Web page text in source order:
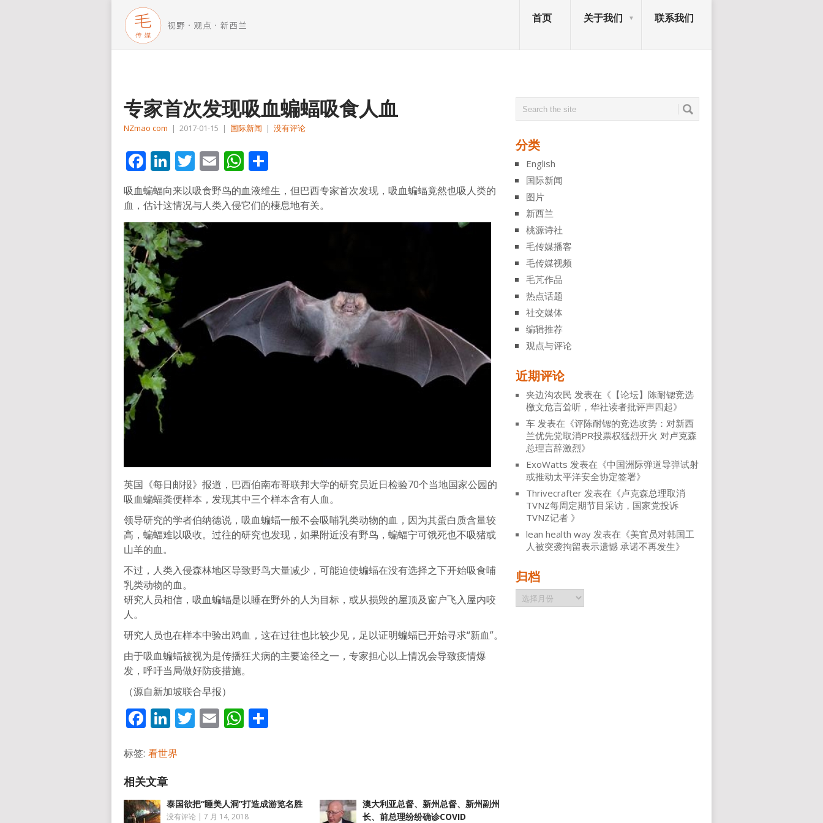
首页 关于我们 联系我们
专家首次发现吸血蝙蝠吸食人血
NZmao com | 2017-01-15 | 国际新闻 | 没有评论
Facebook
LinkedIn
Twitter
EmailWhatsApp
享
吸血蝙蝠向来以吸食野鸟的血液维生，但巴西专家首次发现，吸血蝙蝠竟然也吸人类的
血，估计这情况与人类入侵它们的棲息地有关。
英国《每日邮报》报道，巴西伯南布哥联邦大学的研究员近日检验70个当地国家公园的
吸血蝙蝠粪便样本，发现其中三个样本含有人血。
领导研究的学者伯纳德说，吸血蝙蝠一般不会吸哺乳类动物的血，因为其蛋白质含量较
高，蝙蝠难以吸收。过往的研究也发现，如果附近没有野鸟，蝙蝠宁可饿死也不吸猪或
山羊的血。
不过，人类入侵森林地区导致野鸟大量减少，可能迫使蝙蝠在没有选择之下开始吸食哺
乳类动物的血。
研究人员相信，吸血蝙蝠是以睡在野外的人为目标，或从损毁的屋顶及窗户飞入屋内咬
人。
研究人员也在样本中验出鸡血，这在过往也比较少见，足以证明蝙蝠已开始寻求“新血”。
由于吸血蝙蝠被视为是传播狂犬病的主要途径之一，专家担心以上情况会导致疫情爆
发，呼吁当局做好防疫措施。
（源自新加坡联合早报）
Facebook
LinkedIn
Twitter
EmailWhatsApp
标签: 看世界
泰国欲把“睡美人洞”打造成游览名胜
没有评论 | 7 月 14, 2018
澳大利亚总督、新州总督、新州副州
长、前总理纷纷确诊COVID
分类
English
国际新闻
图片
新西兰
桃源诗社
毛传媒播客
毛传媒视频
毛芃作品
热点话题
社交媒体
编辑推荐
观点与评论
近期评论
夹边沟农民 发表在《 【论坛】陈耐锶竞选
檄文危言耸听，华社读者批评声四起》
车 发表在《评陈耐锶的竞选攻势：对新西
兰优先党取消PR投票权猛烈开火 对卢克森
总理言辞激烈》
ExoWatts 发表在《中国洲际弹道导弹试射
或推动太平洋安全协定签署》
Thrivecrafter 发表在《卢克森总理取消
TVNZ每周定期节目采访，国家党投诉
TVNZ记者 》
lean health way 发表在《美官员对韩国工
人被突袭拘留表示遗憾 承诺不再发生》
归档
归
档